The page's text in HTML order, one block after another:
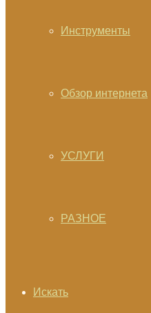
Инструменты
Обзор интернета
УСЛУГИ
РАЗНОЕ
Искать